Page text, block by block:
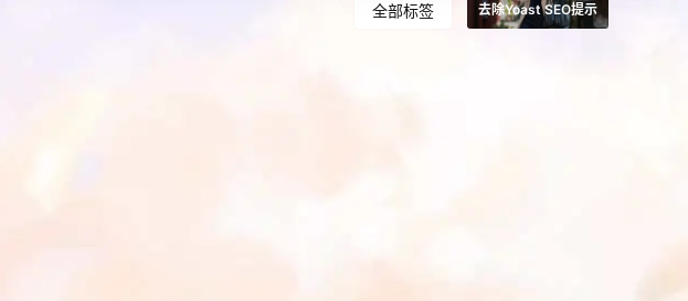
全部标签 去除Yoast SEO提示